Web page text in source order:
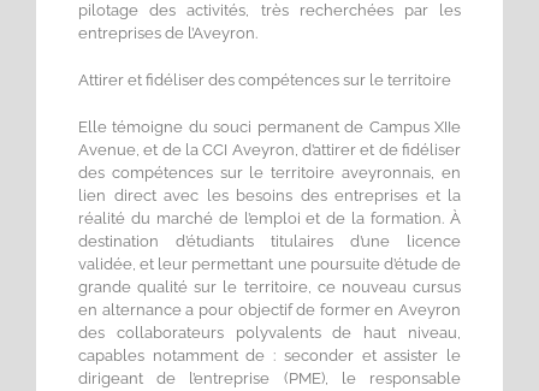
pilotage des activités, très recherchées par les
entreprises de l’Aveyron.
Attirer et fidéliser des compétences sur le territoire
Elle témoigne du souci permanent de Campus XIIe
Avenue, et de la CCI Aveyron, d’attirer et de fidéliser
des compétences sur le territoire aveyronnais, en
lien direct avec les besoins des entreprises et la
réalité du marché de l’emploi et de la formation. À
destination d’étudiants titulaires d’une licence
validée, et leur permettant une poursuite d’étude de
grande qualité sur le territoire, ce nouveau cursus
en alternance a pour objectif de former en Aveyron
des collaborateurs polyvalents de haut niveau,
capables notamment de : seconder et assister le
dirigeant de l’entreprise (PME), le responsable